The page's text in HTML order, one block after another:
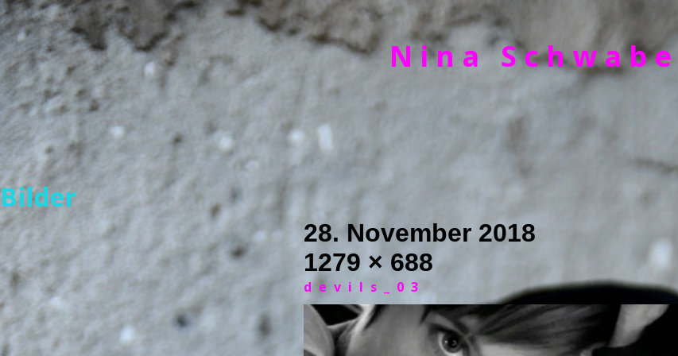
Nina Schwabe
Bilder
28. November 2018
1279 × 688
devils_03